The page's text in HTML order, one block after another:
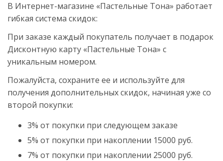
В Интернет-магазине «Пастельные Тона» работает
гибкая система скидок:
При заказе каждый покупатель получает в подарок
Дисконтную карту «Пастельные Тона» с
уникальным номером.
Пожалуйста, сохраните ее и используйте для
получения дополнительных скидок, начиная уже со
второй покупки:
3% от покупки при следующем заказе
5% от покупки при накоплении 15000 руб.
7% от покупки при накоплении 25000 руб.